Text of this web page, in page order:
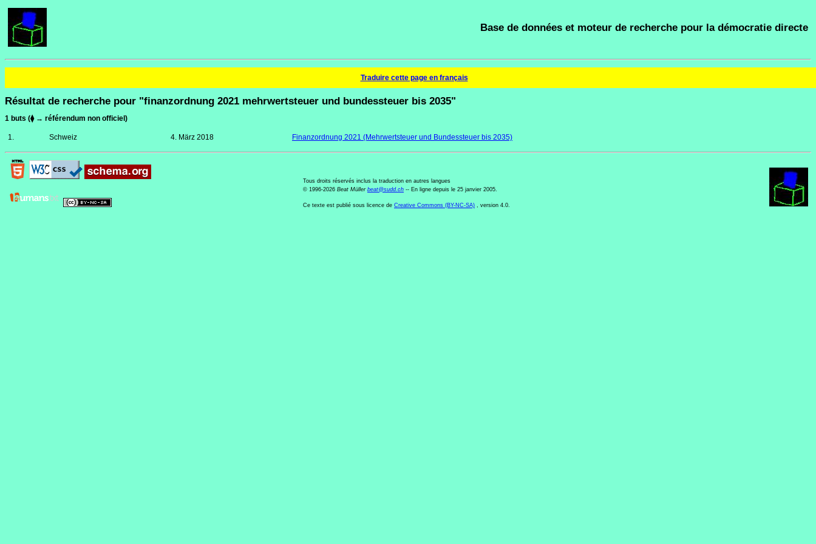
Base de données et moteur de recherche pour la démocratie directe
Traduire cette page en français
Résultat de recherche pour "finanzordnung 2021 mehrwertsteuer und bundessteuer bis 2035"
1 buts (⧫ → référendum non officiel)
1. Schweiz 4. März 2018 Finanzordnung 2021 (Mehrwertsteuer und Bundessteuer bis 2035)
Tous droits réservés inclus la traduction en autres langues
© 1996-2026 Beat Müller beat@sudd.ch -- En ligne depuis le 25 janvier 2005.
Ce texte est publié sous licence de Creative Commons (BY-NC-SA) , version 4.0.